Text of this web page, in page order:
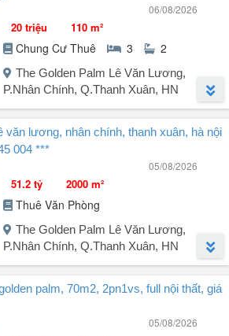
lượng).
06/08/2026
20 triệu 110 m²
Chung Cư Thuê 3 2
The Golden Palm Lê Văn Lương,
P.Nhân Chính, Q.Thanh Xuân, HN
(6 tin đăng)
110m² 3 phòng ngủ full nội thất cao
đầy đủ.
giá tốt.
văn lương, nhân chính, thanh xuân, hà nội
004 ***
05/08/2026
51.2 tỷ 2000 m²
Thuê Văn Phòng
The Golden Palm Lê Văn Lương,
P.Nhân Chính, Q.Thanh Xuân, HN
Phương
(63 tin đăng)
palm, 70m2, 2pn1vs, full nội thất, giá
05/08/2026